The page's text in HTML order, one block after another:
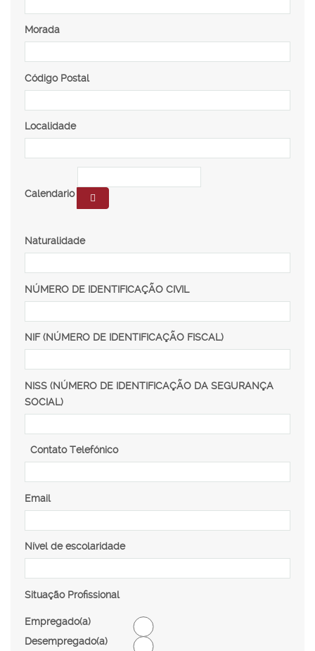
Morada
Código Postal
Localidade
Calendario
Naturalidade
NÚMERO DE IDENTIFICAÇÃO CIVIL
NIF (NÚMERO DE IDENTIFICAÇÃO FISCAL)
NISS (NÚMERO DE IDENTIFICAÇÃO DA SEGURANÇA
SOCIAL)
Contato Telefónico
Email
Nível de escolaridade
Situação Profissional
Empregado(a)
Desempregado(a)